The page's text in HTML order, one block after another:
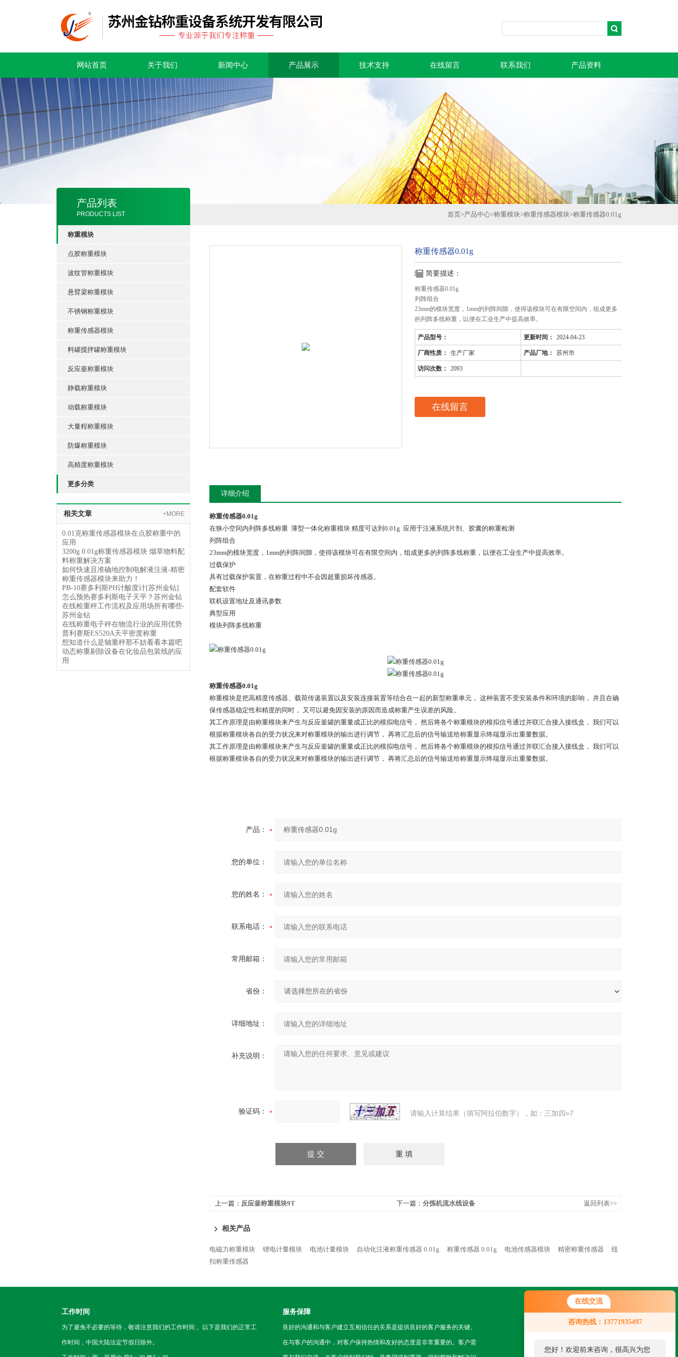
在线交流
咨询热线：13771935497
您好！欢迎前来咨询，很高兴为您
网站首页 关于我们 新闻中心 产品展示 技术支持 在线留言 联系我们 产品资料
产品列表
PRODUCTS LIST
称重模块
点胶称重模块
波纹管称重模块
悬臂梁称重模块
不锈钢称重模块
称重传感器模块
料罐搅拌罐称重模块
反应釜称重模块
静载称重模块
动载称重模块
大量程称重模块
防爆称重模块
高精度称重模块
更多分类
相关文章 +MORE
0.01克称重传感器模块在点胶称重中的
应用
3200g 0.01g称重传感器模块 烟草物料配
料称重解决方案
如何快速且准确地控制电解液注液-精密
称重传感器模块来助力！
PB-10赛多利斯PH计酸度计[苏州金钻]
怎么预热赛多利斯电子天平？苏州金钻
在线检重秤工作流程及应用场所有哪些-
苏州金钻
在线称重电子秤在物流行业的应用优势
普利赛斯ES520A天平密度称重
想知道什么是轴重秤那不妨看看本篇吧
动态称重剔除设备在化妆品包装线的应
用
首页>产品中心>称重模块>称重传感器模块>称重传感器0.01g
称重传感器0.01g
简要描述：
称重传感器0.01g
列阵组合
23mm的模块宽度，1mm的列阵间隙，使得该模块可在有限空间内，组成更多
的列阵多线称重，以便在工业生产中提高效率。
产品型号： 更新时间： 2024-04-23
厂商性质： 生产厂家 产品厂地： 苏州市
访问次数： 2093
在线留言
详细介绍
称重传感器0.01g
在狭小空间内列阵多线称重 薄型一体化称重模块 精度可达到0.01g 应用于注液系统片剂、胶囊的称重检测
列阵组合
23mm的模块宽度，1mm的列阵间隙，使得该模块可在有限空间内，组成更多的列阵多线称重，以便在工业生产中提高效率。
过载保护
具有过载保护装置，在称重过程中不会因超重损坏传感器。
配套软件
联机设置地址及通讯参数
典型应用
模块列阵多线称重
称重传感器0.01g
称重模块是把高精度传感器、载荷传递装置以及安装连接装置等结合在一起的新型称重单元， 这种装置不受安装条件和环境的影响， 并且在确
保传感器稳定性和精度的同时， 又可以避免因安装的原因而造成称重产生误差的风险。
其工作原理是由称重模块来产生与反应釜罐的重量成正比的模拟电信号， 然后将各个称重模块的模拟信号通过并联汇合接入接线盒， 我们可以
根据称重模块各自的受力状况来对称重模块的输出进行调节， 再将汇总后的信号输送给称重显示终端显示出重量数据。
其工作原理是由称重模块来产生与反应釜罐的重量成正比的模拟电信号， 然后将各个称重模块的模拟信号通过并联汇合接入接线盒， 我们可以
根据称重模块各自的受力状况来对称重模块的输出进行调节， 再将汇总后的信号输送给称重显示终端显示出重量数据。
产品：
您的单位：
您的姓名：
联系电话：
常用邮箱：
省份：
详细地址：
补充说明：
验证码： 请输入计算结果（填写阿拉伯数字），如：三加四=7
上一篇： 反应釜称重模块9T 下一篇： 分拣机流水线设备 返回列表>>
相关产品
电磁力称重模块 锂电计量模块 电池计量模块 自动化注液称重传感器 0.01g 称重传感器 0.01g 电池传感器模块 精密称重传感器
纽
扣称重传感器
工作时间
为了避免不必要的等待，敬请注意我们的工作时间 。以下是我们的正常工
作时间，中国大陆法定节假日除外。
服务保障
良好的沟通和与客户建立互相信任的关系是提供良好的客户服务的关键。
在与客户的沟通中，对客户保持热情和友好的态度是非常重要的。客户需
关注我们